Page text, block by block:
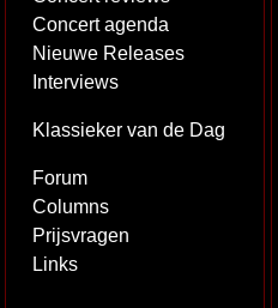
Concert agenda
Nieuwe Releases
Interviews
Klassieker van de Dag
Forum
Columns
Prijsvragen
Links